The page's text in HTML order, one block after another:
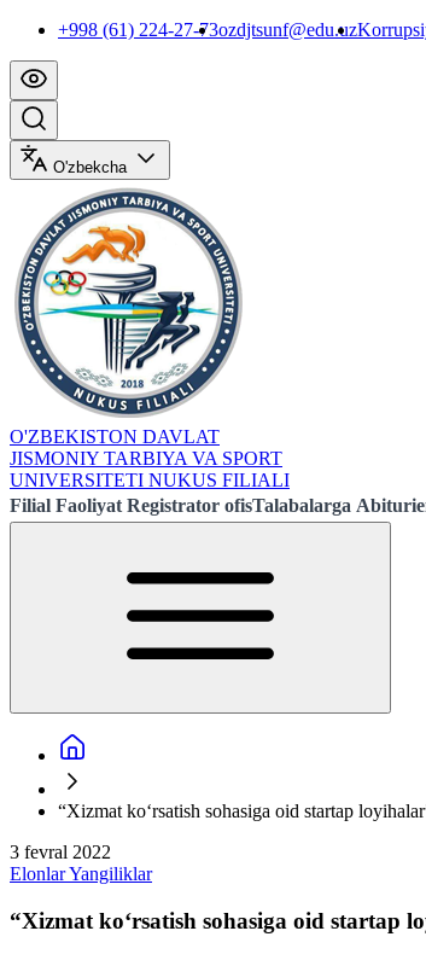
+998 (61) 224-27-73ozdjtsunf@edu.uz
O'zbekcha
O'ZBEKISTON DAVLAT
JISMONIY TARBIYA VA SPORT
UNIVERSITETI NUKUS FILIALI
Filial Faoliyat Registrator ofisTalabalarga
“Xizmat ko‘rsatish sohasiga oid startap
3 fevral 2022
ElonlarYangiliklar
“Xizmat ko‘rsatish sohasiga oid startap